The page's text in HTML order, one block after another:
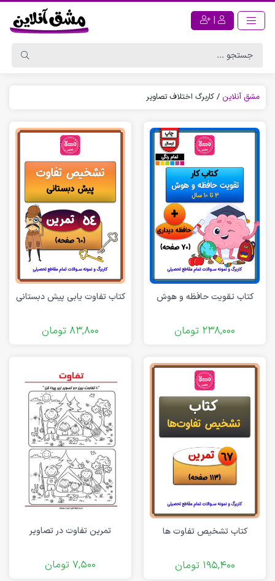
|
مشق آنلاین / کاربرگ اختلاف تصاویر
کتاب تقویت حافظه و هوش
238,000 تومان
کتاب تفاوت یابی پیش دبستانی
83,800 تومان
کتاب تشخیص تفاوت ها
195,400 تومان
تمرین تفاوت در تصاویر
7,500 تومان